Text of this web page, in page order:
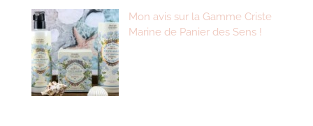
Mon avis sur la Gamme Criste
Marine de Panier des Sens !